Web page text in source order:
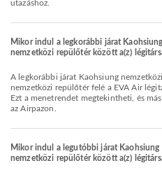
utazáshoz.
Mikor indul a legkorábbi járat
nemzetközi repülőtér között a(z)
A legkorábbi járat Kaohsiung nemzetközi repülőtér repülőtérről Incshoni
nemzetközi repülőtér felé a EVA Air
Ezt a menetrendet megtekintheti, és
az Airpazon.
Mikor indul a legutóbbi járat
nemzetközi repülőtér között a(z)